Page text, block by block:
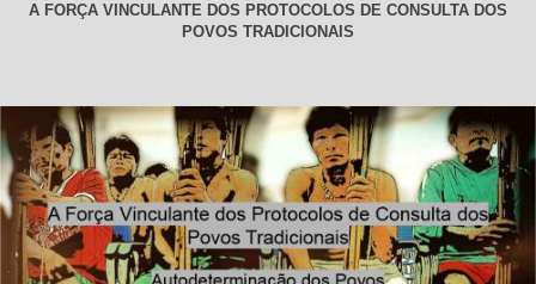
A FORÇA VINCULANTE DOS PROTOCOLOS DE CONSULTA DOS
POVOS TRADICIONAIS